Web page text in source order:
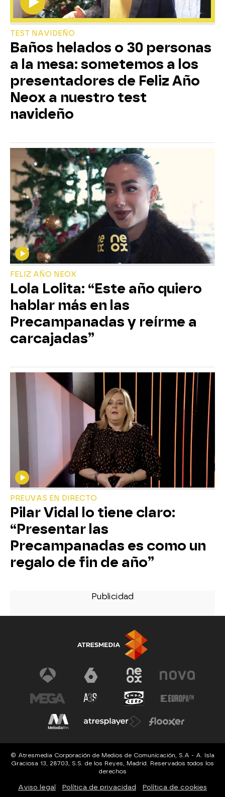
TEST NAVIDEÑO
Baños helados o 30 personas
a la mesa: sometemos a los
presentadores de Feliz Año
Neox a nuestro test
navideño
FELIZ AÑO NEOX
Lola Lolita: “Este año quiero
hablar más en las
Precampanadas y reírme a
carcajadas”
PREUVAS EN DIRECTO
Pilar Vidal lo tiene claro:
“Presentar las
Precampanadas es como un
regalo de fin de año”
© Atresmedia Corporación de Medios de Comunicación, S.A - A. Isla
Graciosa 13, 28703, S.S. de los Reyes, Madrid. Reservados todos los
derechos
Aviso legal Política de privacidad Política de cookies